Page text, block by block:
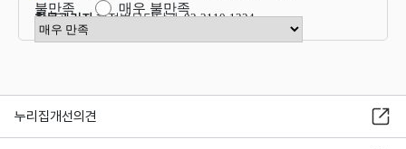
불만족
매우 불만족
만족도 점수 선택
항목관리자행정법무담당관 02-2110-1324
누리집개선의견